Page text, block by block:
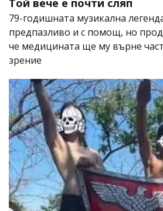
79-годишната музикална
предпазливо и с помощ, но
че медицината ще му върне
зрение